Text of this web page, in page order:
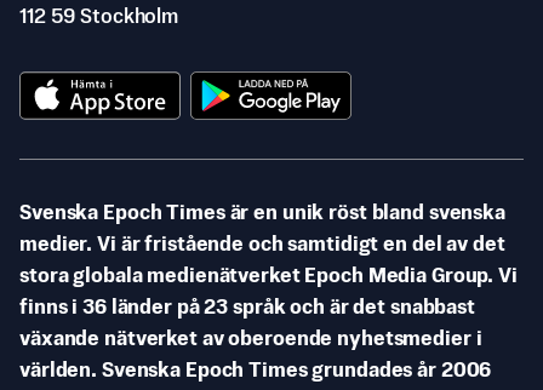
112 59 Stockholm
Svenska Epoch Times är en unik röst bland svenska
medier. Vi är fristående och samtidigt en del av det
stora globala medienätverket Epoch Media Group. Vi
finns i 36 länder på 23 språk och är det snabbast
växande nätverket av oberoende nyhetsmedier i
världen. Svenska Epoch Times grundades år 2006